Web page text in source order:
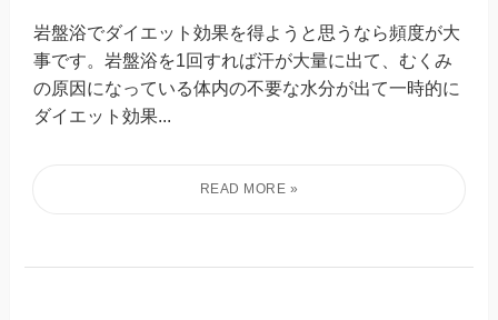
岩盤浴でダイエット効果を得ようと思うなら頻度が大
事です。岩盤浴を1回すれば汗が大量に出て、むくみ
の原因になっている体内の不要な水分が出て一時的に
ダイエット効果...